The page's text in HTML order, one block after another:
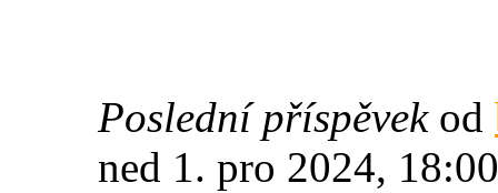
Poslední příspěvekod
ned 1. pro 2024, 18:00